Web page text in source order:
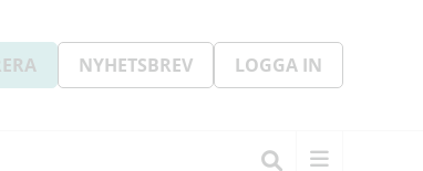
NYHETSBREV LOGGA IN